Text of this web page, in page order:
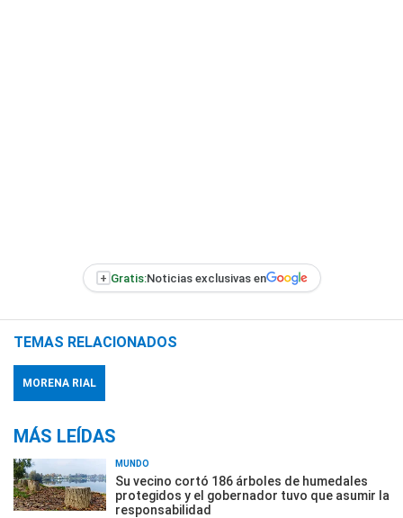
+ Gratis:Noticias exclusivas en
TEMAS RELACIONADOS
MORENA RIAL
MÁS LEÍDAS
MUNDO
Su vecino cortó 186 árboles de humedales
protegidos y el gobernador tuvo que asumir la
responsabilidad